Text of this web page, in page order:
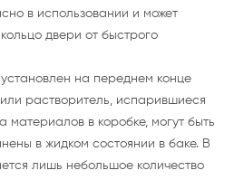
в использовании и может
двери от быстрого
на переднем конце
растворитель, испарившиеся
материалов в коробке, могут быть
в жидком состоянии в баке. В
лишь небольшое количество